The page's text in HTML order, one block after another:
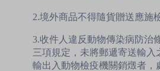
2.境外商品不得隨貨贈送應施
3.收件人違反動物傳染病防治
三項規定，未將郵遞寄送輸入
輸出入動物檢疫機關銷燬者，